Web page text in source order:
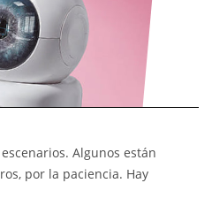
Algunos están
por la paciencia. Hay